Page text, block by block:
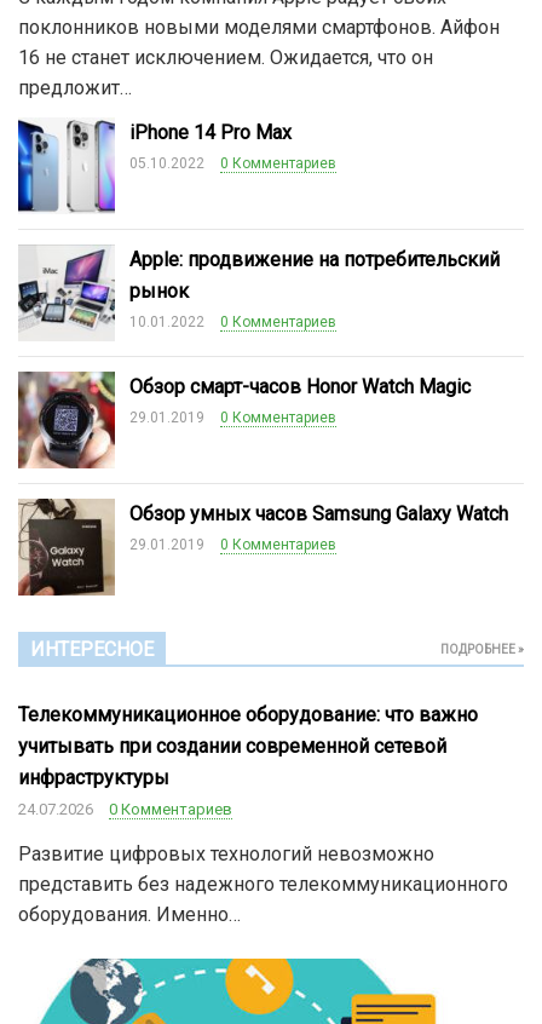
поклонников новыми моделями смартфонов. Айфон
16 не станет исключением. Ожидается, что он
предложит…
iPhone 14 Pro Max
05.10.2022 0 Комментариев
Apple: продвижение на потребительский
рынок
10.01.2022 0 Комментариев
Обзор смарт-часов Honor Watch Magic
29.01.2019 0 Комментариев
Обзор умных часов Samsung Galaxy Watch
29.01.2019 0 Комментариев
ИНТЕРЕСНОЕ ПОДРОБНЕЕ »
Телекоммуникационное оборудование: что важно
учитывать при создании современной сетевой
инфраструктуры
24.07.2026 0 Комментариев
Развитие цифровых технологий невозможно
представить без надежного телекоммуникационного
оборудования. Именно…